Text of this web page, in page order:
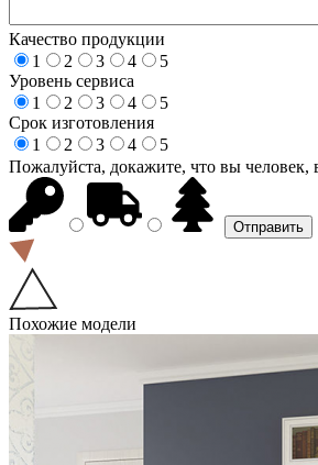
Качество продукции
1
2 3 4
5
Уровень сервиса
1
2 3 4
5
Срок изготовления
1
2 3 4
5
Пожалуйста, докажите, что вы человек,
Похожие модели